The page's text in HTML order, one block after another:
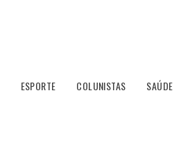
ESPORTE COLUNISTAS
SAÚDE